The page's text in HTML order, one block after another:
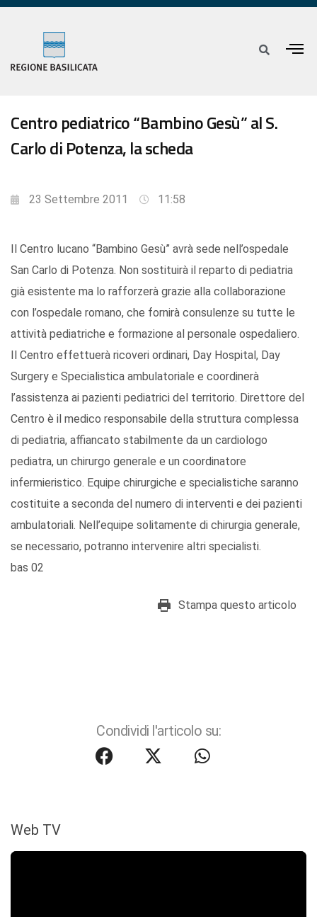
Centro pediatrico “Bambino Gesù” al S.
Carlo di Potenza, la scheda
23 Settembre 2011 11:58
Il Centro lucano “Bambino Gesù” avrà sede nell’ospedale
San Carlo di Potenza. Non sostituirà il reparto di pediatria
già esistente ma lo rafforzerà grazie alla collaborazione
con l’ospedale romano, che fornirà consulenze su tutte le
attività pediatriche e formazione al personale ospedaliero.
Il Centro effettuerà ricoveri ordinari, Day Hospital, Day
Surgery e Specialistica ambulatoriale e coordinerà
l’assistenza ai pazienti pediatrici del territorio. Direttore del
Centro è il medico responsabile della struttura complessa
di pediatria, affiancato stabilmente da un cardiologo
pediatra, un chirurgo generale e un coordinatore
infermieristico. Equipe chirurgiche e specialistiche saranno
costituite a seconda del numero di interventi e dei pazienti
ambulatoriali. Nell’equipe solitamente di chirurgia generale,
se necessario, potranno intervenire altri specialisti.
bas 02
Stampa questo articolo
Condividi l'articolo su:
Web TV